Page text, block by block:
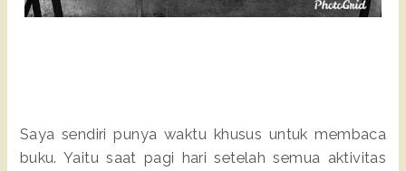
Saya sendiri punya waktu khusus untuk membaca
buku. Yaitu saat pagi hari setelah semua aktivitas